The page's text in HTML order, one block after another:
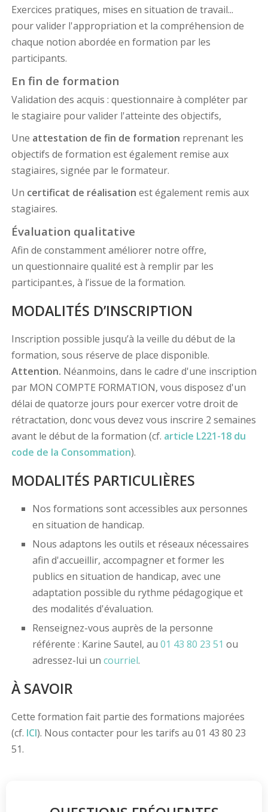
Exercices pratiques, mises en situation de travail...
pour valider l'appropriation et la compréhension de
chaque notion abordée en formation par les
participants.
En fin de formation
Validation des acquis : questionnaire à compléter par
le stagiaire pour valider l'atteinte des objectifs,
Une attestation de fin de formation reprenant les
objectifs de formation est également remise aux
stagiaires, signée par le formateur.
Un certificat de réalisation est également remis aux
stagiaires.
Évaluation qualitative
Afin de constamment améliorer notre offre,
un questionnaire qualité est à remplir par les
participant.es, à l’issue de la formation.
MODALITÉS D’INSCRIPTION
Inscription possible jusqu’à la veille du début de la
formation, sous réserve de place disponible.
Attention. Néanmoins, dans le cadre d'une inscription
par MON COMPTE FORMATION, vous disposez d'un
délai de quatorze jours pour exercer votre droit de
rétractation, donc vous devez vous inscrire 2 semaines
avant le début de la formation (cf. article L221-18 du
code de la Consommation).
MODALITÉS PARTICULIÈRES
Nos formations sont accessibles aux personnes
en situation de handicap.
Nous adaptons les outils et réseaux nécessaires
afin d'accueillir, accompagner et former les
publics en situation de handicap, avec une
adaptation possible du rythme pédagogique et
des modalités d'évaluation.
Renseignez-vous auprès de la personne
référente : Karine Sautel, au 01 43 80 23 51 ou
adressez-lui un courriel.
À SAVOIR
Cette formation fait partie des formations majorées
(cf. ICI). Nous contacter pour les tarifs au 01 43 80 23
51.